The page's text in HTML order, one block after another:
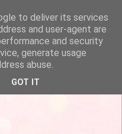
to deliver its services
and user-agent are
and security
generate usage
abuse.
GOT IT